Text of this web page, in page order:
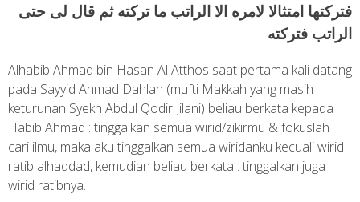
فتركتها امتثالا لامره الا الراتب ما تركته ثم قال لى حتى
الراتب فتركته
Alhabib Ahmad bin Hasan Al Atthos saat pertama kali datang
pada Sayyid Ahmad Dahlan (mufti Makkah yang masih
keturunan Syekh Abdul Qodir Jilani) beliau berkata kepada
Habib Ahmad : tinggalkan semua wirid/zikirmu & fokuslah
cari ilmu, maka aku tinggalkan semua wiridanku kecuali wirid
ratib alhaddad, kemudian beliau berkata : tinggalkan juga
wirid ratibnya.